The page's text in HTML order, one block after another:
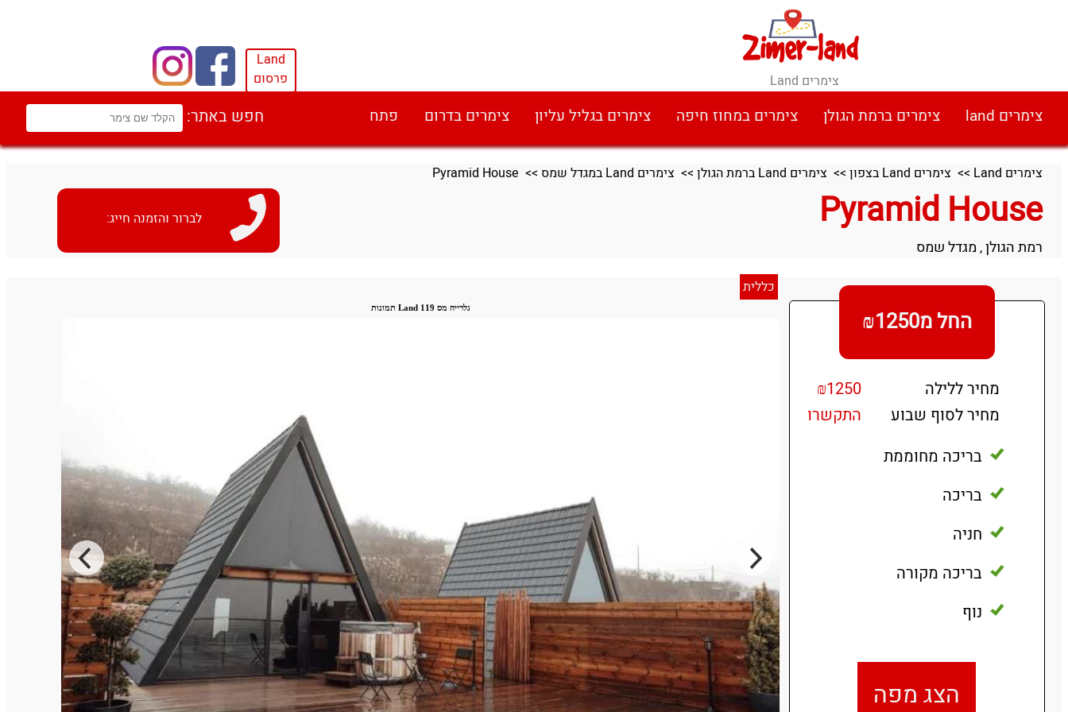
צימרים Land
Land
פרסום
צימרים land צימרים ברמת הגולן צימרים במחוז חיפה צימרים בגליל עליון צימרים בדרום פתח חפש באתר:
צימרים Land >> צימרים Land בצפון >> צימרים Land ברמת הגולן >> צימרים Land במגדל שמס >> Pyramid House
Pyramid House
רמת הגולן, מגדל שמס
לברור והזמנה חייג:
החל מ₪1250
מחיר ללילה
₪1250
מחיר לסוף שבוע
התקשרו
בריכה מחוממת
בריכה
חניה
בריכה מקורה
נוף
הצג מפה
כללית